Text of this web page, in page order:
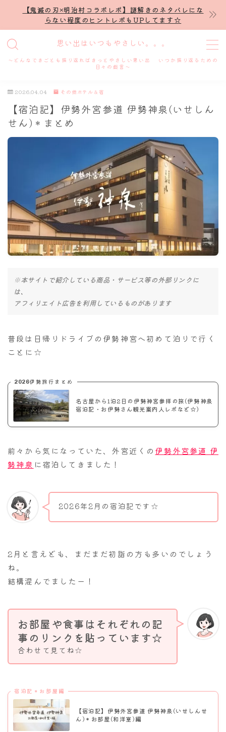
【鬼滅の刃×明治村コラボレポ】謎解きのネタバレにな
らない程度のヒントレポもUPしてます☆
思い出はいつもやさしい。。。
～どんなできごとも振り返ればきっとやさしい思い出 いつか振り返るための
日々の戯言～
MENU
プロフィール
謎解き
舞台・ライブ
名古屋
ナナちゃん人形
2026.04.04 その他ホテル＆宿
【宿泊記】伊勢外宮参道 伊勢神泉(いせしん
せん)＊まとめ
※本サイトで紹介している商品・サービス等の外部リンクに
は、
アフィリエイト広告を利用しているものがあります
普段は日帰りドライブの伊勢神宮へ初めて泊りで行く
ことに☆
2026伊勢旅行まとめ
名古屋から1泊2日の伊勢神宮参拝の旅(伊勢神泉
宿泊記・お伊勢さん観光案内人レポなど☆)
前々から気になっていた、外宮近くの 伊勢外宮参道 伊
勢神泉 に宿泊してきました！
2026年2月の宿泊記です☆
2月と言えども、まだまだ初詣の方も多いのでしょう
ね。
結構混んでましたー！
お部屋や食事はそれぞれの記
事のリンクを貼っています☆
合わせて見てね☆
宿泊記＊お部屋編
【宿泊記】伊勢外宮参道 伊勢神泉(いせしんせ
ん)＊お部屋(和洋室)編